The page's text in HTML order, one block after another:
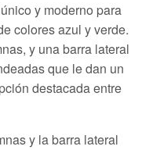
y moderno para
colores azul y verde.
y una barra lateral
que le dan un
destacada entre
y la barra lateral